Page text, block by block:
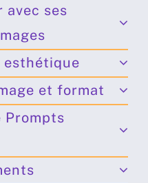
avec ses
esthétique
et format
Prompts